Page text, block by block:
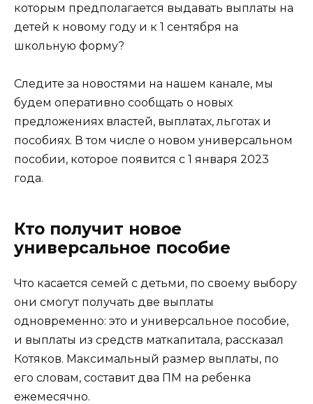
которым предполагается выдавать выплаты на
детей к новому году и к 1 сентября на
школьную форму?
Следите за новостями на нашем канале, мы
будем оперативно сообщать о новых
предложениях властей, выплатах, льготах и
пособиях. В том числе о новом универсальном
пособии, которое появится с 1 января 2023
года.
Кто получит новое
универсальное пособие
Что касается семей с детьми, по своему выбору
они смогут получать две выплаты
одновременно: это и универсальное пособие,
и выплаты из средств маткапитала, рассказал
Котяков. Максимальный размер выплаты, по
его словам, составит два ПМ на ребенка
ежемесячно.